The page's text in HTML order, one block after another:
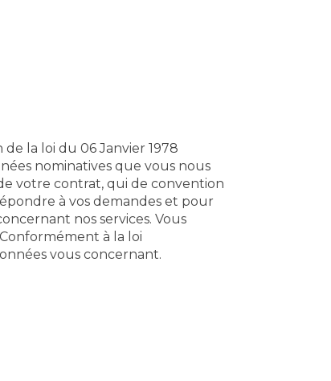
la loi du 06 Janvier 1978
nominatives que vous nous
votre contrat, qui de convention
à vos demandes et pour
nos services. Vous
à la loi
vous concernant.